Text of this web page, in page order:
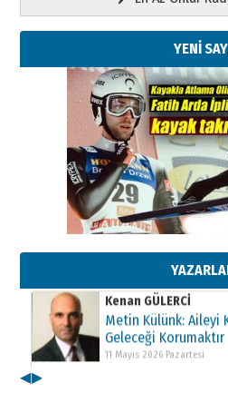
YENİ
Kenan GÜLERCİ
Metin Külünk: Aileyi
Geleceği Korumaktır
11 Mayıs 2026 Pazartesi
Kenan GÜLERCİ
Metin Külünk: Aileyi
Geleceği Korumaktır
11 Mayıs 2026 Pazartesi
◀▶